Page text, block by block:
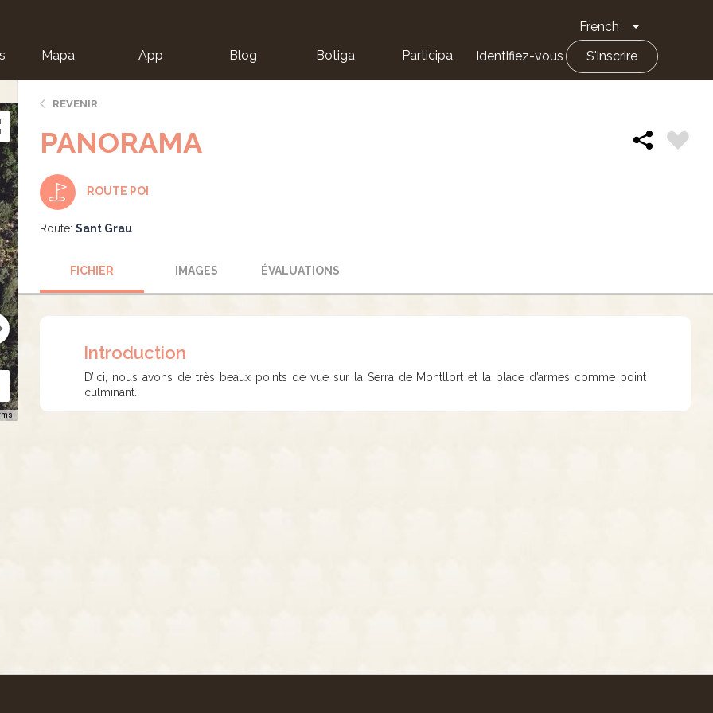
French Toggle
Mapa App Blog Botiga Participa Identifiez-vous S'inscrire
REVENIR
PANORAMA
ROUTE POI
Route: Sant Grau
FICHIER IMAGES ÉVALUATIONS
Introduction
D’ici, nous avons de très beaux points de vue sur la Serra de Montllort et la place d’armes comme point
culminant.